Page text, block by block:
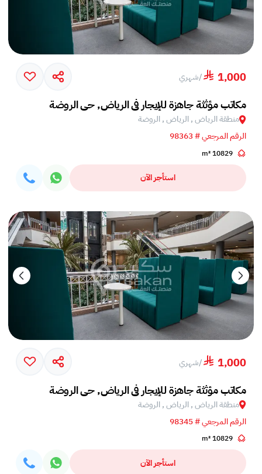
1,000
/شهري
‎مكاتب مؤثثة جاهزة للإيجار في الرياض, حي الروضة
منطقة الرياض , الرياض , الروضة
الرقم المرجعي # 98363
10829 m²
استأجر الآن
1,000
/شهري
مكاتب مؤثثة جاهزة للإيجار في الرياض, حي الروضة
منطقة الرياض , الرياض , الروضة
الرقم المرجعي # 98345
10829 m²
استأجر الآن